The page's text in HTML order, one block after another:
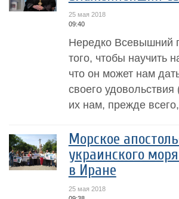
25 мая 2018
09:40
Нередко Всевышний
того, чтобы научить
что он может нам
своего
их нам, прежде
Морское
украинского
в Иране
25 мая 2018